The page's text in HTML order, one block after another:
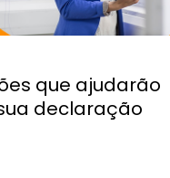
que ajudarão
declaração